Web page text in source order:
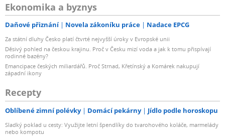
Ekonomika a byznys
Daňové přiznání Novela zákoníku práce Nadace EPCG
Za státní dluhy Česko platí čtvrté nejvyšší úroky v Evropské unii
Děsivý pohled na českou krajinu. Proč v Česku mizí voda a jak k tomu přispívají
rodinné bazény?
Emancipace českých miliardářů. Proč Strnad, Křetínský a Komárek nakupují
západní ikony
Recepty
Oblíbené zimní polévky Domácí pekárny Jídlo podle horoskopu
Sladký poklad u cesty: Využijte letní špendlíky do tvarohového koláče, marmelády
nebo kompotu